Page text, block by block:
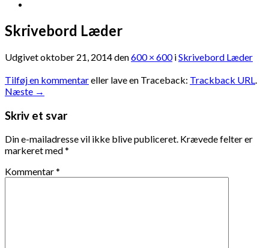
Skrivebord Læder
Udgivetoktober 21, 2014den600 × 600iSkrivebord Læder
Tilføj en kommentareller lave en Traceback: Trackback URL.
Næste →
Skriv et svar
Din e-mailadresse vil ikke blive publiceret. Krævede felter er
markeret med*
Kommentar*